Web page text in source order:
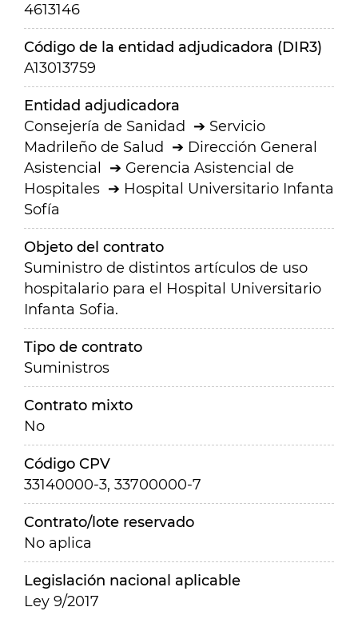
4613146
Código de la entidad adjudicadora (DIR3)
A13013759
Entidad adjudicadora
Consejería de Sanidad
Servicio
Madrileño de Salud
Dirección General
Asistencial
Gerencia Asistencial de
Hospitales
Hospital Universitario Infanta
Sofía
Objeto del contrato
Suministro de distintos artículos de uso
hospitalario para el Hospital Universitario
Infanta Sofia.
Tipo de contrato
Suministros
Contrato mixto
No
Código CPV
33140000-3, 33700000-7
Contrato/lote reservado
No aplica
Legislación nacional aplicable
Ley 9/2017